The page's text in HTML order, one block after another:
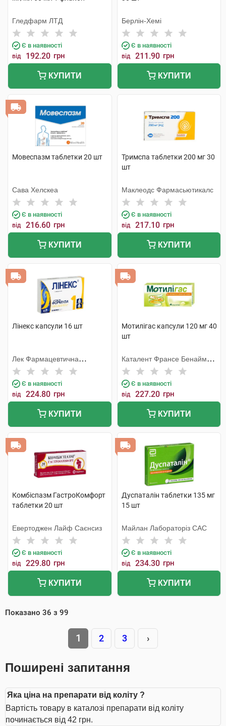
Гледфарм ЛТД
Є в наявності
від 192.20 грн
КУПИТИ
Берлін-Хемі
Є в наявності
від 211.90 грн
КУПИТИ
Мовеспазм таблетки 20 шт
Сава Хелскеа
Є в наявності
від 216.60 грн
КУПИТИ
Тримспа таблетки 200 мг 30
шт
Маклеодс Фармасьютикалс
Є в наявності
від 217.10 грн
КУПИТИ
Лінекс капсули 16 шт
Лек Фармацевтична
компанія
Є в наявності
від 224.80 грн
КУПИТИ
Мотилігас капсули 120 мг 40
шт
Каталент Франсе Бенайм
СА
Є в наявності
від 227.20 грн
КУПИТИ
Комбіспазм ГастроКомфорт
таблетки 20 шт
Евертоджен Лайф Саєнсиз
Є в наявності
від 229.80 грн
КУПИТИ
Дуспаталін таблетки 135 мг
15 шт
Майлан Лабораторіз САС
Є в наявності
від 234.30 грн
КУПИТИ
Показано 36 з 99
1 2 3 ›
Поширені запитання
Яка ціна на препарати від коліту ?
Вартість товару в каталозі препарати від коліту
починається від 42 грн.